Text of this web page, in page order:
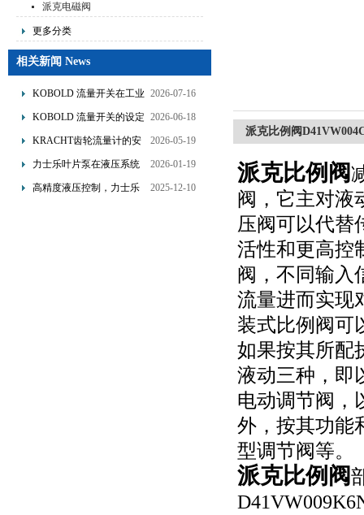
派克电磁阀
更多分类
相关新闻 News
KOBOLD 流量开关在工业
管道水流量监测中的应用
2026-07-16
KOBOLD 流量开关的设定
流量调节与刻度指示
2026-06-18
KRACHT齿轮流量计的安
装要求：直管段、过滤器
2026-05-19
力士乐叶片泵在液压系统
中的应用分析
2026-01-19
高精度液压控制，力士乐
2025-12-10
派克比例阀
派克比例阀
阀，它主对液
压阀可以代替
活性和更高控
阀，不同输入
流量进而实现
装式比例阀可
如果按其所配
液动三种，即
电动调节阀，
外，按其功能
型调节阀等。
派克比例阀